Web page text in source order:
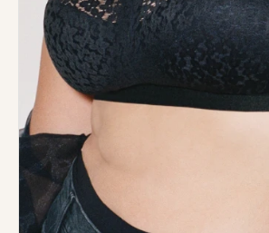
Bh-skålene er helt glatte og
således ideel under
løst tøj.